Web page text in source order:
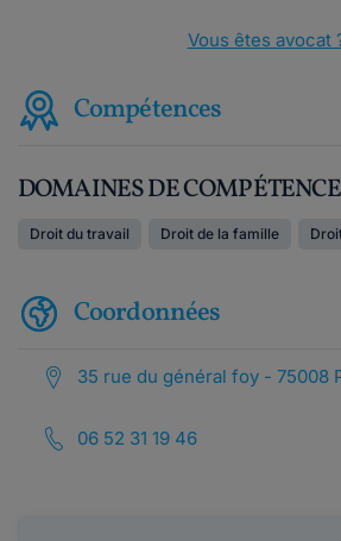
Vous êtes avocat
Compétences
DOMAINES DE
Droit du travail Droit de la famille
Coordonnées
35 rue du général foy - 75008
06 52 31 19 46